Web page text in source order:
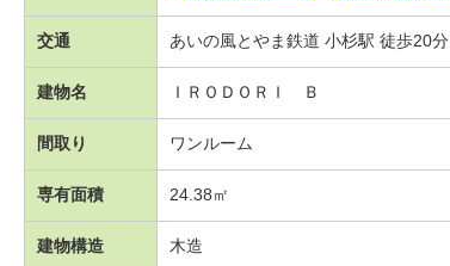
交通 あいの風とやま鉄道 小杉駅 徒歩20分
建物名 ＩＲＯＤＯＲＩ Ｂ
間取り ワンルーム
専有面積 24.38㎡
建物構造 木造